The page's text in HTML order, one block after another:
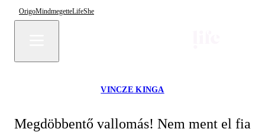
OrigoMindmegetteLifeShe
VINCZE KINGA
Megdöbbentő vallomás! Nem ment el fia